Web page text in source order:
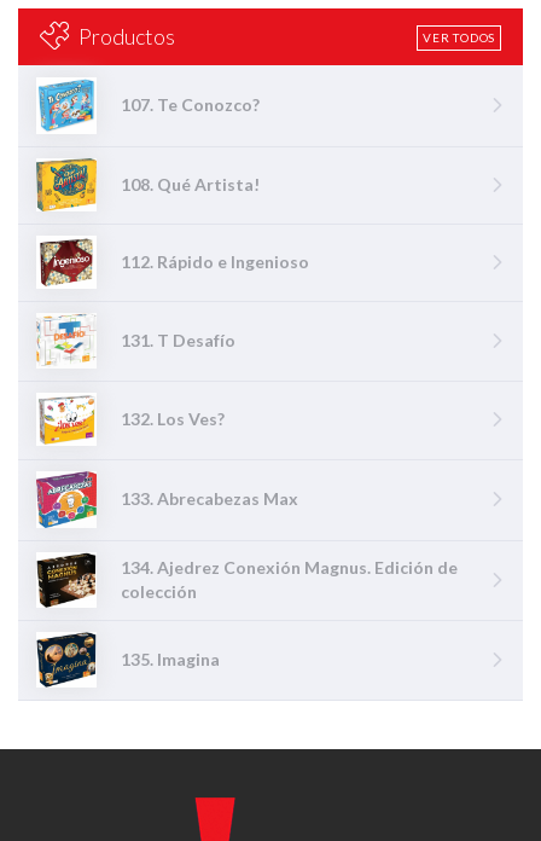
Productos VER TODOS
107. Te Conozco?
108. Qué Artista!
112. Rápido e Ingenioso
131. T Desafío
132. Los Ves?
133. Abrecabezas Max
134. Ajedrez Conexión Magnus. Edición de
colección
135. Imagina